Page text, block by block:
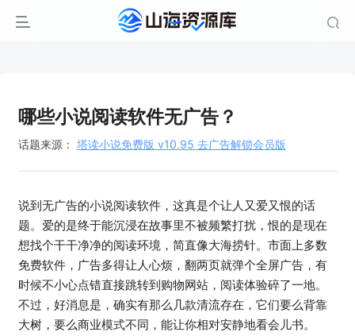
哪些小说阅读软件无广告？
话题来源： 塔读小说免费版 v10.95 去广告解锁会员版
说到无广告的小说阅读软件，这真是个让人又爱又恨的话
题。爱的是终于能沉浸在故事里不被频繁打扰，恨的是现在
想找个干干净净的阅读环境，简直像大海捞针。市面上多数
免费软件，广告多得让人心烦，翻两页就弹个全屏广告，有
时候不小心点错直接跳转到购物网站，阅读体验碎了一地。
不过，好消息是，确实有那么几款清流存在，它们要么背靠
大树，要么商业模式不同，能让你相对安静地看会儿书。